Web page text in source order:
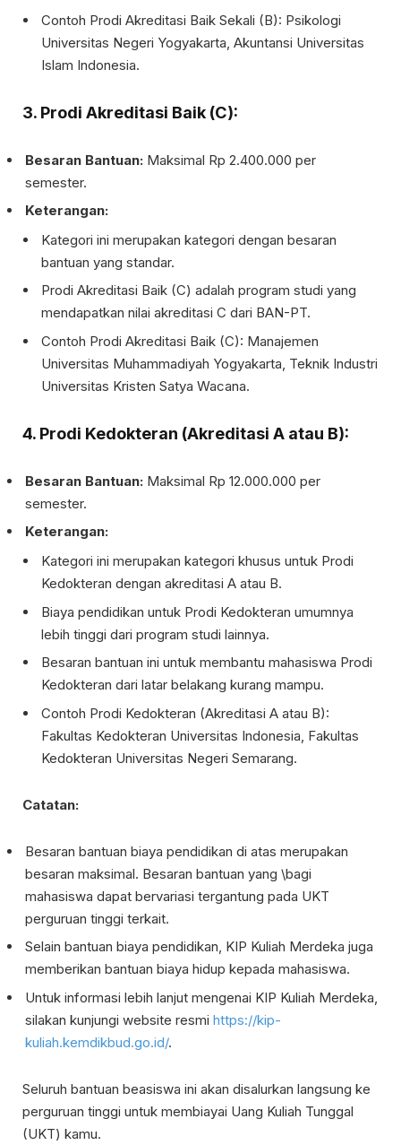
Contoh Prodi Akreditasi Baik Sekali (B): Psikologi
Universitas Negeri Yogyakarta, Akuntansi Universitas
Islam Indonesia.
3. Prodi Akreditasi Baik (C):
Besaran Bantuan: Maksimal Rp 2.400.000 per
semester.
Keterangan:
Kategori ini merupakan kategori dengan besaran
bantuan yang standar.
Prodi Akreditasi Baik (C) adalah program studi yang
mendapatkan nilai akreditasi C dari BAN-PT.
Contoh Prodi Akreditasi Baik (C): Manajemen
Universitas Muhammadiyah Yogyakarta, Teknik Industri
Universitas Kristen Satya Wacana.
4. Prodi Kedokteran (Akreditasi A atau B):
Besaran Bantuan: Maksimal Rp 12.000.000 per
semester.
Keterangan:
Kategori ini merupakan kategori khusus untuk Prodi
Kedokteran dengan akreditasi A atau B.
Biaya pendidikan untuk Prodi Kedokteran umumnya
lebih tinggi dari program studi lainnya.
Besaran bantuan ini untuk membantu mahasiswa Prodi
Kedokteran dari latar belakang kurang mampu.
Contoh Prodi Kedokteran (Akreditasi A atau B):
Fakultas Kedokteran Universitas Indonesia, Fakultas
Kedokteran Universitas Negeri Semarang.
Catatan:
Besaran bantuan biaya pendidikan di atas merupakan
besaran maksimal. Besaran bantuan yang \bagi
mahasiswa dapat bervariasi tergantung pada UKT
perguruan tinggi terkait.
Selain bantuan biaya pendidikan, KIP Kuliah Merdeka juga
memberikan bantuan biaya hidup kepada mahasiswa.
Untuk informasi lebih lanjut mengenai KIP Kuliah Merdeka,
silakan kunjungi website resmi https://kip-
kuliah.kemdikbud.go.id/.
Seluruh bantuan beasiswa ini akan disalurkan langsung ke
perguruan tinggi untuk membiayai Uang Kuliah Tunggal
(UKT) kamu.